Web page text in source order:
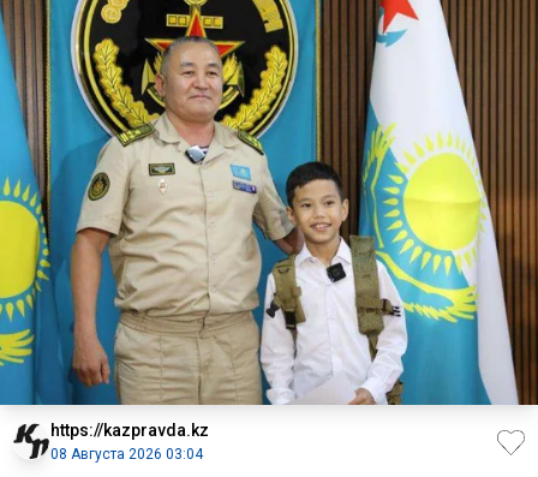
https://kazpravda.kz
08 Августа 2026 03:04